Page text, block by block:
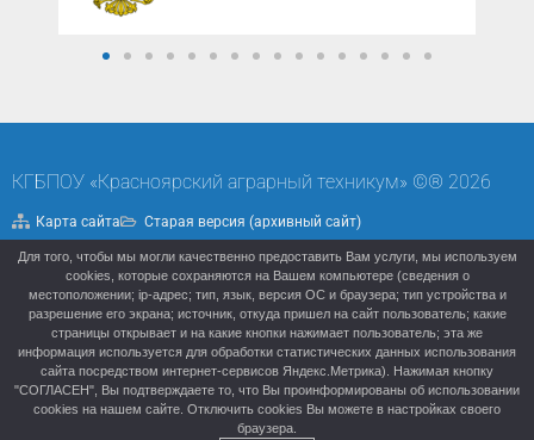
КГБПОУ «Красноярский аграрный техникум» ©® 2026
Карта сайта Старая версия (архивный сайт)
Политика конфиденциальности
Для того, чтобы мы могли качественно предоставить Вам услуги, мы используем
cookies, которые сохраняются на Вашем компьютере (сведения о
местоположении; ip-адрес; тип, язык, версия ОС и браузера; тип устройства и
разрешение его экрана; источник, откуда пришел на сайт пользователь; какие
страницы открывает и на какие кнопки нажимает пользователь; эта же
информация используется для обработки статистических данных использования
сайта посредством интернет-сервисов Яндекс.Метрика). Нажимая кнопку
"СОГЛАСЕН", Вы подтверждаете то, что Вы проинформированы об использовании
cookies на нашем сайте. Отключить cookies Вы можете в настройках своего
браузера.